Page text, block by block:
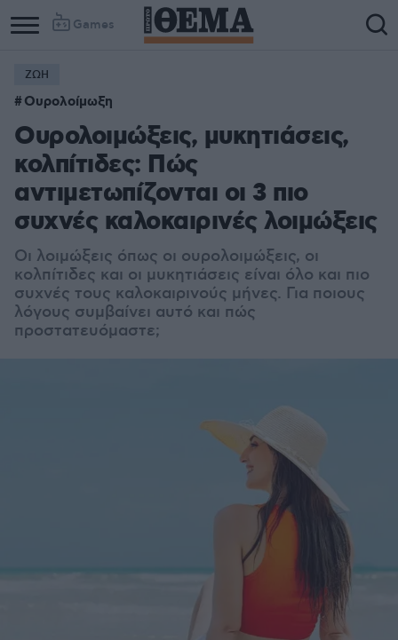
Games
ΖΩΗ
Ουρολοίμωξη
Ουρολοιμώξεις, μυκητιάσεις,
κολπίτιδες: Πώς
αντιμετωπίζονται οι 3 πιο
συχνές καλοκαιρινές λοιμώξεις
Οι λοιμώξεις όπως οι ουρολοιμώξεις, οι
κολπίτιδες και οι μυκητιάσεις είναι όλο και πιο
συχνές τους καλοκαιρινούς μήνες. Για ποιους
λόγους συμβαίνει αυτό και πώς
προστατευόμαστε;